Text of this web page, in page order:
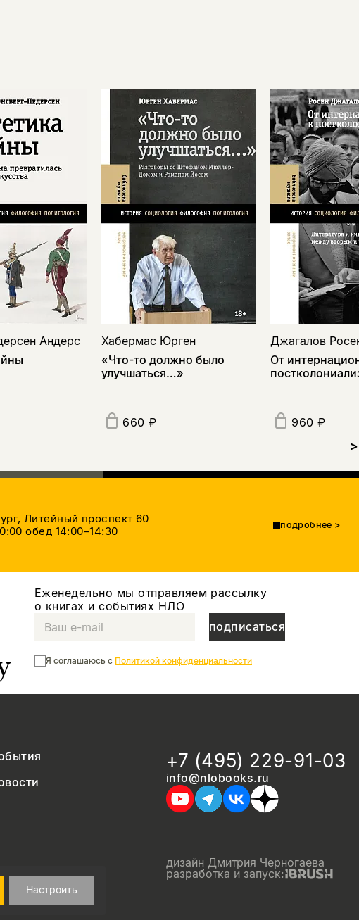
Андерс
Хабермас Юрген
«Что-то должно было
улучшаться…»
660 ₽
Джагалов
От
960 ₽
>
Литейный проспект 60
обед 14:00–14:30 подробнее >
Еженедельно мы отправляем рассылку
о книгах и событиях НЛО
подписаться
Я соглашаюсь с Политикой конфиденциальности
+7 (495) 229-91-03
info@nlobooks.ru
дизайн Дмитрия Черногаева
разработка и запуск:
Настроить